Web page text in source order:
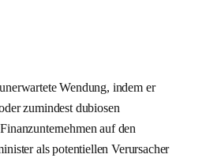
Wendung, indem er
zumindest dubiosen
auf den
als potentiellen Verursacher